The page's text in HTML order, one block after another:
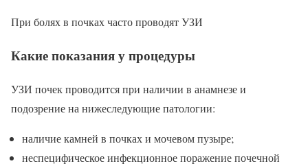
При болях в почках часто проводят УЗИ
Какие показания у процедуры
УЗИ почек проводится при наличии в анамнезе и
подозрение на нижеследующие патологии:
наличие камней в почках и мочевом пузыре;
неспецифическое инфекционное поражение почечной